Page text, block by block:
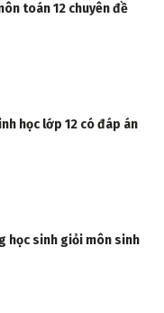
toán 12 chuyên đề
học lớp 12 có đáp án
học sinh giỏi môn sinh